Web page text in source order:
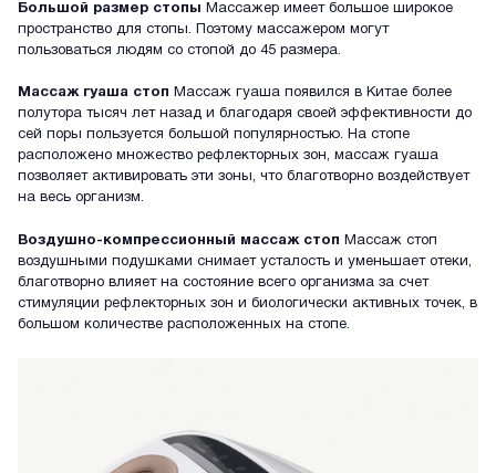
Большой размер стопы Массажер имеет большое широкое
пространство для стопы. Поэтому массажером могут
пользоваться людям со стопой до 45 размера.
Массаж гуаша стоп
Массаж гуаша появился в Китае более
полутора тысяч лет назад и благодаря своей эффективности до
сей поры пользуется большой популярностью. На стопе
расположено множество рефлекторных зон, массаж гуаша
позволяет активировать эти зоны, что благотворно воздействует
на весь организм.
Воздушно-компрессионный массаж стоп Массаж стоп
воздушными подушками снимает усталость и уменьшает отеки,
благотворно влияет на состояние всего организма за счет
стимуляции рефлекторных зон и биологически активных точек, в
большом количестве расположенных на стопе.